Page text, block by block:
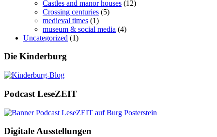
Castles and manor houses (12)
Crossing centuries (5)
medieval times (1)
museum & social media (4)
Uncategorized (1)
Die Kinderburg
Podcast LeseZEIT
Digitale Ausstellungen